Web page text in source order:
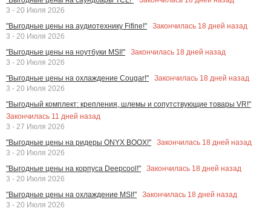
3 - 20 Июля 2026
"Выгодные цены на аудиотехнику Fifine!"
Закончилась 18 дней назад
3 - 20 Июля 2026
"Выгодные цены на ноутбуки MSI!"
Закончилась 18 дней назад
3 - 20 Июля 2026
"Выгодные цены на охлаждение Cougar!"
Закончилась 18 дней назад
3 - 20 Июля 2026
"Выгодный комплект: крепления, шлемы и сопутствующие товары VR!"
Закончилась 11 дней назад
3 - 27 Июля 2026
"Выгодные цены на ридеры ONYX BOOX!"
Закончилась 18 дней назад
3 - 20 Июля 2026
"Выгодные цены на корпуса Deepcool!"
Закончилась 18 дней назад
3 - 20 Июля 2026
"Выгодные цены на охлаждение MSI!"
Закончилась 18 дней назад
3 - 20 Июля 2026